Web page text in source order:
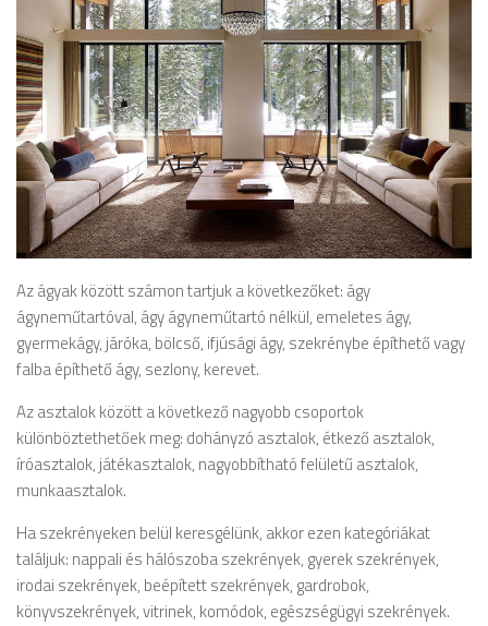
Az ágyak között számon tartjuk a következőket: ágy
ágyneműtartóval, ágy ágyneműtartó nélkül, emeletes ágy,
gyermekágy, járóka, bölcső, ifjúsági ágy, szekrénybe építhető vagy
falba építhető ágy, sezlony, kerevet.
Az asztalok között a következő nagyobb csoportok
különböztethetőek meg: dohányzó asztalok, étkező asztalok,
íróasztalok, játékasztalok, nagyobbítható felületű asztalok,
munkaasztalok.
Ha szekrényeken belül keresgélünk, akkor ezen kategóriákat
találjuk: nappali és hálószoba szekrények, gyerek szekrények,
irodai szekrények, beépített szekrények, gardrobok,
könyvszekrények, vitrinek, komódok, egészségügyi szekrények.